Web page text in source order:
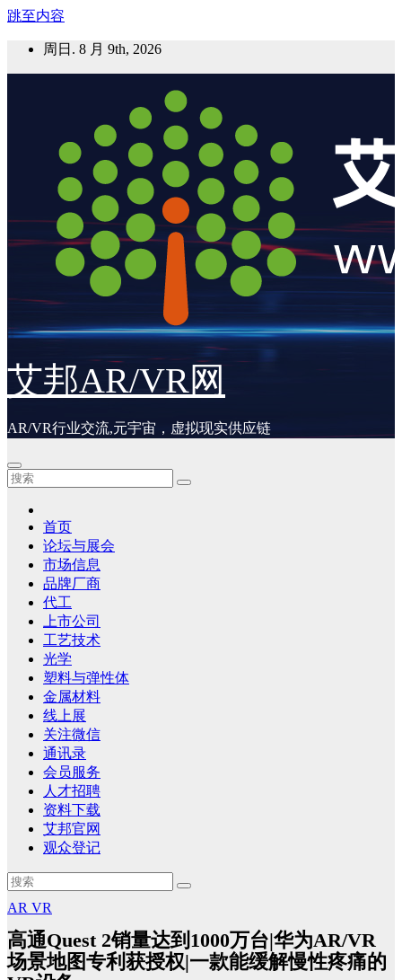
跳至内容
周日. 8 月 9th, 2026
艾邦AR/VR网
AR/VR行业交流,元宇宙，虚拟现实供应链
首页
论坛与展会
市场信息
品牌厂商
代工
上市公司
工艺技术
光学
塑料与弹性体
金属材料
线上展
关注微信
通讯录
会员服务
人才招聘
资料下载
艾邦官网
观众登记
AR VR
高通Quest 2销量达到1000万台|华为AR/VR
场景地图专利获授权|一款能缓解慢性疼痛的